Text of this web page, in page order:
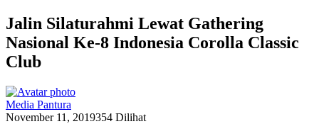
Jalin Silaturahmi Lewat Gathering
Nasional Ke-8 Indonesia Corolla Classic
Club
Media Pantura
November 11, 2019354 Dilihat